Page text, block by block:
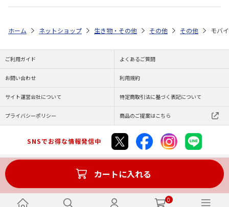
0
カートに入れる
ホーム ネットショップ 生き物・その他 その他 その他 モバ
ご利用ガイド よくあるご質問
お問い合わせ 利用規約
サイト運営会社について 特定商取引法に基づく表記について
プライバシーポリシー 商品のご提案はこちら
SNSでお得な情報発信中